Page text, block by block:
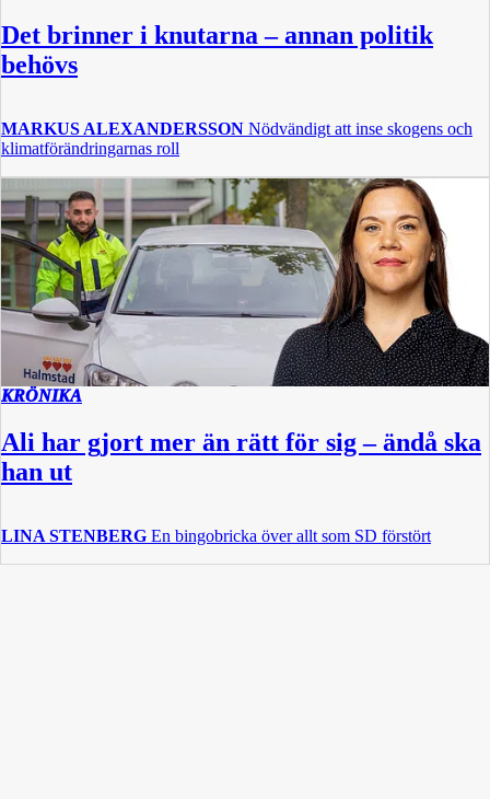
Det brinner i knutarna – annan politik
behövs
MARKUS ALEXANDERSSON Nödvändigt att inse skogens och
klimatförändringarnas roll
KRÖNIKA
Ali har gjort mer än rätt för sig – ändå ska
han ut
LINA STENBERG En bingobricka över allt som SD förstört